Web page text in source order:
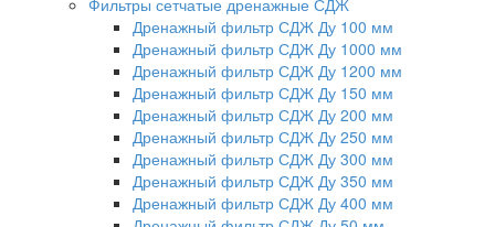
Фильтры сетчатые дренажные СДЖ
Дренажный фильтр СДЖ Ду 100 мм
Дренажный фильтр СДЖ Ду 1000 мм
Дренажный фильтр СДЖ Ду 1200 мм
Дренажный фильтр СДЖ Ду 150 мм
Дренажный фильтр СДЖ Ду 200 мм
Дренажный фильтр СДЖ Ду 250 мм
Дренажный фильтр СДЖ Ду 300 мм
Дренажный фильтр СДЖ Ду 350 мм
Дренажный фильтр СДЖ Ду 400 мм